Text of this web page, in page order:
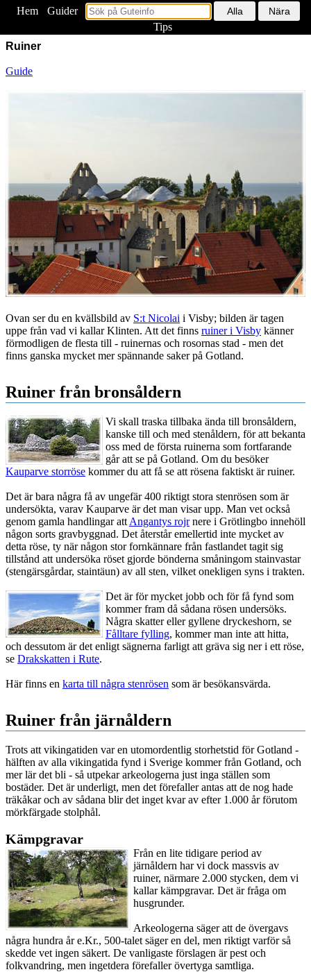
Hem
Guider
Tips
Ruiner
Guide
Ovan ser du en kvällsbild av S:t Nicolai i Visby; bilden är tagen
uppe från vad vi kallar Klinten. Att det finns ruiner i Visby känner
förmodligen de flesta till - ruinernas och rosornas stad - men det
finns ganska mycket mer spännande saker på Gotland.
Ruiner från bronsåldern
Vi skall traska tillbaka ända till bronsåldern,
kanske till och med stenåldern, för att bekanta
oss med de första ruinerna som fortfarande
går att se på Gotland. Om du besöker
Kauparve storröse kommer du att få se att rösena faktiskt är ruiner.
Det är bara några få av ungefär 400 riktigt stora stenrösen som är
undersökta, varav Kauparve är det man visar upp. Man vet också
genom gamla handlingar att Angantys rojrnere i Grötlingbo innehöll
någon sorts gravbyggnad. Det återstår emellertid inte mycket av
detta röse, ty när någon stor fornkännare från fastlandet tagit sig
tillstånd att undersöka röset gjorde bönderna småningom stainvastar
(stengärsgårdar, staintäun) av all sten, vilket onekligen syns i trakten.
Det är för mycket jobb och för få fynd som
kommer fram då sådana rösen undersöks.
Några skatter eller gyllene dryckeshorn, se
Fålltare fylling, kommer man inte att hitta,
och dessutom är det enligt sägnerna farligt att gräva sig ner i ett röse,
se Drakskatten i Rute.
Här finns en karta till några stenrösen som är besökansvärda.
Ruiner från järnåldern
Trots att vikingatiden var en utomordentlig storhetstid för Gotland -
hälften av alla vikingatida fynd i Sverige kommer från Gotland, och
mer lär det bli - så utpekar arkeologerna just inga ställen som
bostäder. Det är underligt, men det förefaller antas att de nog hade
träkåkar och av sådana blir det inget kvar av efter 1.000 år förutom
mörkfärgade stolphål.
Kämpgravar
Från en lite tidigare period av
järnåldern har vi dock massvis av
ruiner, närmare 2.000 stycken, dem vi
kallar kämpgravar. Det är fråga om
husgrunder.
Arkeologerna säger att de övergavs
några hundra år e.Kr., 500-talet säger en del, men riktigt varför så
skedde vet ingen säkert. De vanligaste förslagen är pest och
folkvandring, men ingetdera förefaller övertyga samtliga.